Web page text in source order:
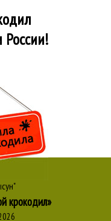
России!
крокодил»